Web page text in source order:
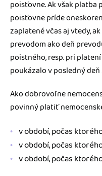
poisťovne. Ak však platba
poisťovne príde
zaplatené včas aj vtedy,
prevodom ako deň
poistného, resp. pri
poukázalo v posledný
Ako dobrovoľne
povinný platiť
v období, počas
v období, počas
v období, počas